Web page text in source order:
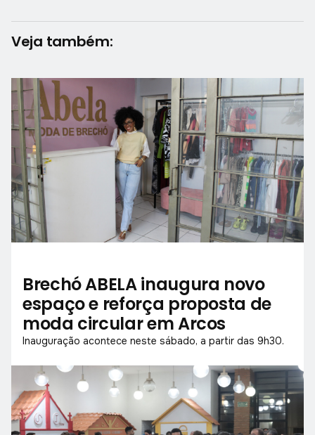
Veja também:
Brechó ABELA inaugura novo
espaço e reforça proposta de
moda circular em Arcos
Inauguração acontece neste sábado, a partir das 9h30.